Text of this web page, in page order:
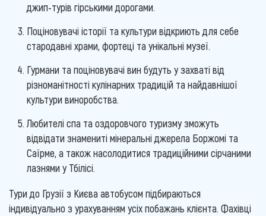
джип-турів гірськими дорогами.
Поціновувачі історії та культури відкриють для себе
стародавні храми, фортеці та унікальні музеї.
Гурмани та поціновувачі вин будуть у захваті від
різноманітності кулінарних традицій та найдавнішої
культури виноробства.
Любителі спа та оздоровчого туризму зможуть
відвідати знамениті мінеральні джерела Боржомі та
Саїрме, а також насолодитися традиційними сірчаними
лазнями у Тбілісі.
Тури до Грузії з Києва автобусом підбираються
індивідуально з урахуванням усіх побажань клієнта. Фахівці